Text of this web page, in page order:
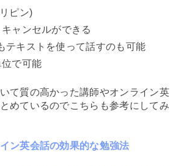
ピン)
ャンセルができる
テキストを使って話すのも可能
で可能
て質の高かった講師やオンライン英
めているのでこちらも参考にしてみ
ン英会話の効果的な勉強法